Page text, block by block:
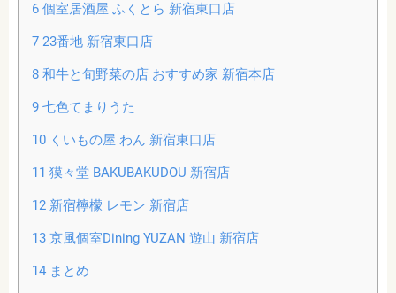
6個室居酒屋 ふくとら 新宿東口店
723番地 新宿東口店
8和牛と旬野菜の店 おすすめ家 新宿本店
9七色てまりうた
10くいもの屋 わん 新宿東口店
11 獏々堂 BAKUBAKUDOU 新宿店
12新宿檸檬 レモン 新宿店
13京風個室Dining YUZAN 遊山 新宿店
14まとめ